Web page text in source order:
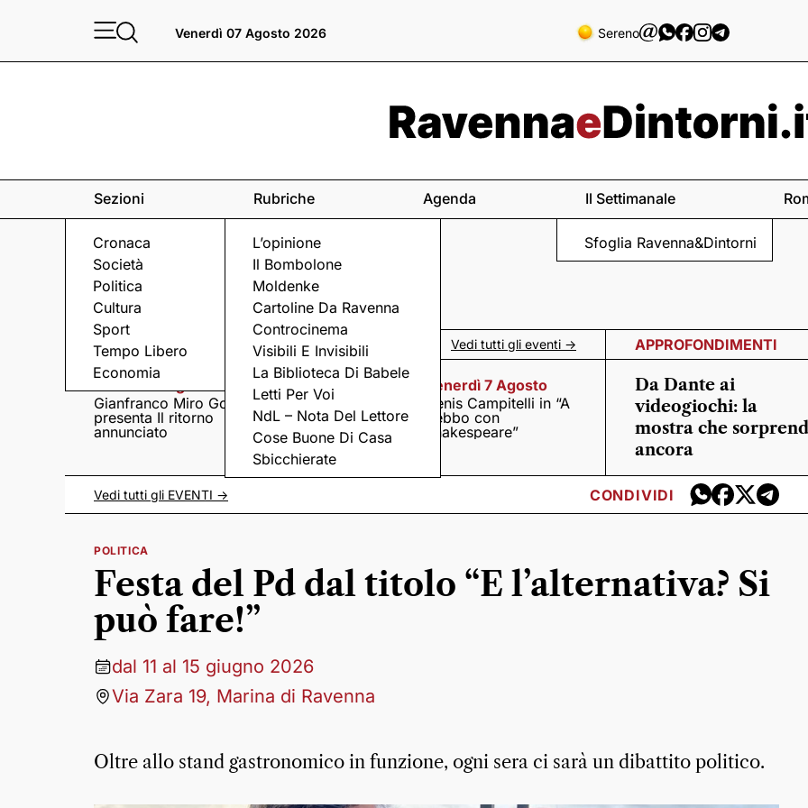
Venerdì 07 Agosto 2026 Sereno
Sezioni
Cronaca
Società
Politica
Cultura
Sport
Tempo Libero
Economia
Rubriche
L’opinione
Il Bombolone
Moldenke
Cartoline Da Ravenna
Controcinema
Visibili E Invisibili
La Biblioteca Di Babele
Letti Per Voi
NdL – Nota Del Lettore
Cose Buone Di Casa
Sbicchierate
Agenda Il Settimanale
Sfoglia Ravenna&Dintorni
Eventi a Ravenna e dintorni Vedi tutti gli eventi ->
Gianfranco Miro Gori
presenta Il ritorno
annunciato
Venerdì 7 Agosto
I Fine Before You
Came tornano con il
disco “C’è ancora
amore”
Venerdì 7 Agosto
Denis Campitelli in “A
trebbo con
Shakespeare”
APPROFONDIMENTI
Da Dante ai
videogiochi: la
mostra che
ancora
Vedi tutti gli EVENTI -> CONDIVIDI
POLITICA
Festa del Pd dal titolo “E l’alternativa? Si
può fare!”
dal 11 al 15 giugno 2026
Via Zara 19, Marina di Ravenna
Oltre allo stand gastronomico in funzione, ogni sera ci sarà un dibattito politico.